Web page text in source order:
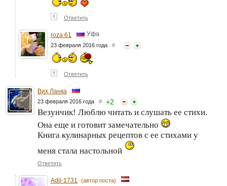
↑ Ответить
roza 61 Уфа
23 февраля 2016 года #
↑ Ответить
Вих Ланка
23 февраля 2016 года # +2
Везунчик! Люблю читать и слушать ее стихи.
Она еще и готовит замечательно
Книга кулинарных рецептов с ее стихами у
меня стала настольной
Ответить
Adil-1731
(автор поста)